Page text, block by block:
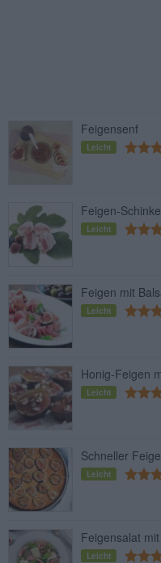
Feigensenf
Leicht
Feigen-
Leicht
Feigen mit
Leicht
Honig-Feigen
Leicht
Schneller
Leicht
Feigensalat
Leicht